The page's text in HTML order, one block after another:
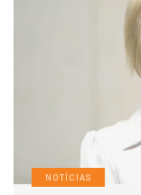
NOTÍCIAS